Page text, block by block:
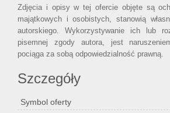
Zdjęcia i opisy w tej ofercie objęte są
majątkowych i osobistych, stanowią
autorskiego. Wykorzystywanie ich lub
pisemnej zgody autora, jest
pociąga za sobą odpowiedzialność prawną.
Szczegóły
Symbol oferty